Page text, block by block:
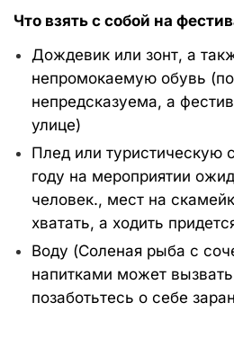
Что взять с собой на
Дождевик или зонт, а
непромокаемую обувь
непредсказуема, а
улице)
Плед или туристическую
году на мероприятии
человек., мест на
хватать, а ходить
Воду (Соленая рыба с
напитками может
позаботьтесь о себе